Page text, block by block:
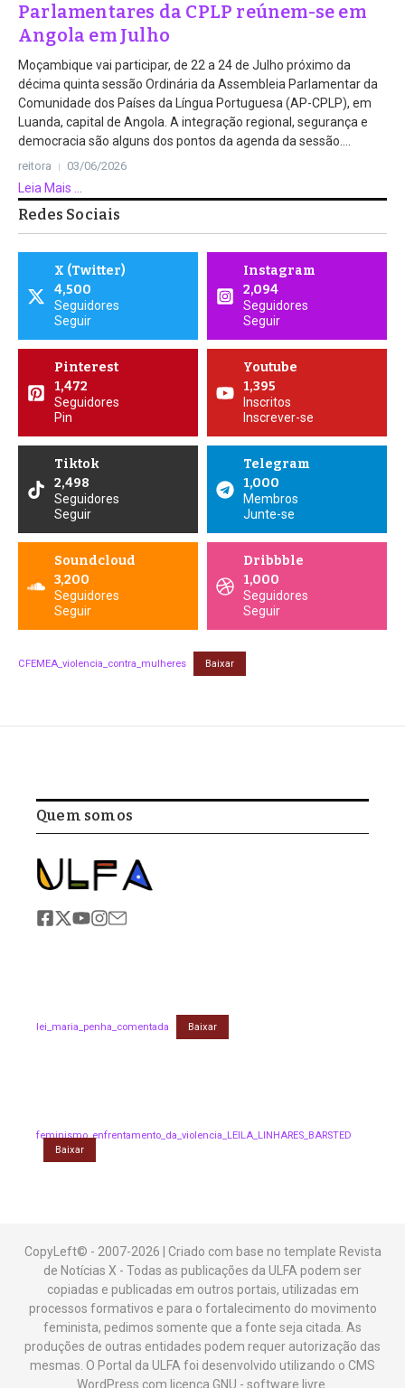
Parlamentares da CPLP reúnem-se em
Angola em Julho
Moçambique vai participar, de 22 a 24 de Julho próximo da
décima quinta sessão Ordinária da Assembleia Parlamentar da
Comunidade dos Países da Língua Portuguesa (AP-CPLP), em
Luanda, capital de Angola. A integração regional, segurança e
democracia são alguns dos pontos da agenda da sessão....
reitora 03/06/2026
Leia Mais ...
Redes Sociais
X (Twitter)
4,500
Seguidores
Seguir
Instagram
2,094
Seguidores
Seguir
Pinterest
1,472
Seguidores
Pin
Youtube
1,395
Inscritos
Inscrever-se
Tiktok
2,498
Seguidores
Seguir
Telegram
1,000
Membros
Junte-se
Soundcloud
3,200
Seguidores
Seguir
Dribbble
1,000
Seguidores
Seguir
CFEMEA_violencia_contra_mulheres Baixar
Quem somos
lei_maria_penha_comentada Baixar
feminismo_enfrentamento_da_violencia_LEILA_LINHARES_BARSTED
Baixar
CopyLeft© - 2007-2026 | Criado com base no template Revista
de Notícias X - Todas as publicações da ULFA podem ser
copiadas e publicadas em outros portais, utilizadas em
processos formativos e para o fortalecimento do movimento
feminista, pedimos somente que a fonte seja citada. As
produções de outras entidades podem requer autorização das
mesmas. O Portal da ULFA foi desenvolvido utilizando o CMS
WordPress com licença GNU - software livre.